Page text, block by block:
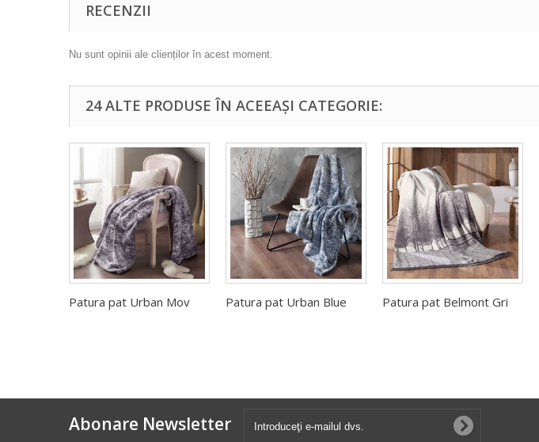
RECENZII
Nu sunt opinii ale clienților în acest moment.
24 ALTE PRODUSE ÎN ACEEAȘI CATEGORIE:
Patura pat Urban Mov Patura pat Urban Blue Patura pat Belmont Gri
Abonare Newsletter